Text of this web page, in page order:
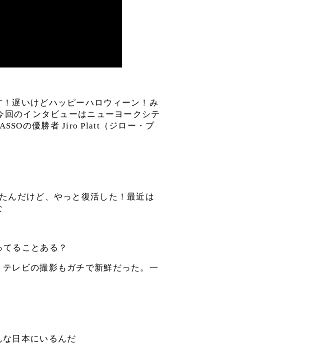
遅いけどハッピーハロウィーン！み
のインタビューはニューヨークシテ
の優勝者 Jiro Platt（ジロー・プ
んだけど、やっと復活した！最近は
ることある？
レビの撮影もガチで新鮮だった。一
日本にいるんだ